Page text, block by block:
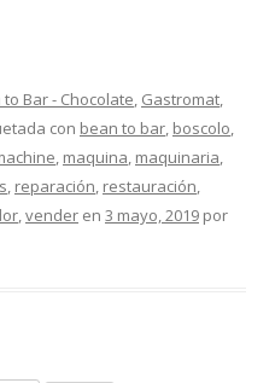
to Bar - Chocolate, Gastromat,
con bean to bar, boscolo,
, maquina, maquinaria,
, reparación, restauración,
,vender en 3 mayo, 2019 por